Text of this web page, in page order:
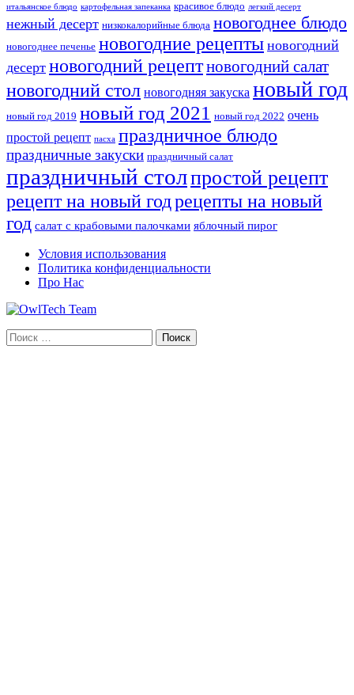
итальянское блюдо картофельная запеканка красивое блюдо легкий десерт
нежный десерт низкокалорийные блюда новогоднее блюдо
новогоднее печенье новогодние рецепты новогодний
десерт новогодний рецептновогодний салат
новогодний стол новогодняя закуска новый год
новый год 2019 новый год 2021 новый год 2022 очень
простой рецепт пасха праздничное блюдо
праздничные закуски праздничный салат
праздничный столпростой рецепт
рецепт на новый годрецепты на новый
год салат с крабовыми палочками яблочный пирог
Условия использования
Политика конфиденциальности
Про Нас